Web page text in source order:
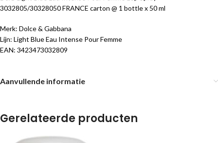
3032805/30328050 FRANCE carton @ 1 bottle x 50 ml
Merk: Dolce & Gabbana
Lijn: Light Blue Eau Intense Pour Femme
EAN: 3423473032809
Aanvullende informatie
Gerelateerde producten